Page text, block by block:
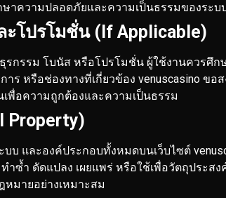
าความปลอดภัยและความเป็นธรรมของระบ
ะโปรโมชั่น (If Applicable)
รรม โบนัส หรือโปรโมชั่น ผู้ใช้งานควรศึก
าร หรือช่องทางที่เกี่ยวข้อง venuscasino ขอ
พื่อความถูกต้องและความเป็นธรรม
บบ และองค์ประกอบทั้งหมดบนเว็บไซต์
ำซ้ำ ดัดแปลง เผยแพร่ หรือใช้เพื่อวัตถุประ
มายอย่างเหมาะสม